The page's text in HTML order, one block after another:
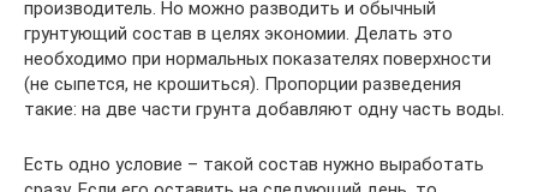
производитель. Но можно разводить и обычный
грунтующий состав в целях экономии. Делать это
необходимо при нормальных показателях поверхности
(не сыпется, не крошиться). Пропорции разведения
такие: на две части грунта добавляют одну часть воды.
Есть одно условие – такой состав нужно выработать